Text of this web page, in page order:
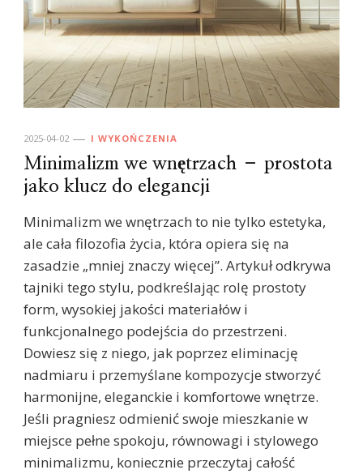
2025-04-02 I WYKOŃCZENIA
Minimalizm we wnętrzach – prostota
jako klucz do elegancji
Minimalizm we wnętrzach to nie tylko estetyka,
ale cała filozofia życia, która opiera się na
zasadzie „mniej znaczy więcej”. Artykuł odkrywa
tajniki tego stylu, podkreślając rolę prostoty
form, wysokiej jakości materiałów i
funkcjonalnego podejścia do przestrzeni.
Dowiesz się z niego, jak poprzez eliminację
nadmiaru i przemyślane kompozycje stworzyć
harmonijne, eleganckie i komfortowe wnętrze.
Jeśli pragniesz odmienić swoje mieszkanie w
miejsce pełne spokoju, równowagi i stylowego
minimalizmu, koniecznie przeczytaj całość